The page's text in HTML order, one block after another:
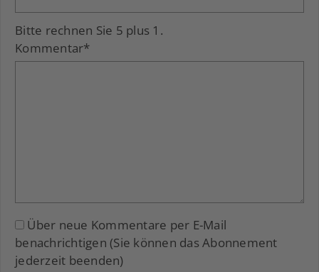
Bitte rechnen Sie 5 plus 1.
Kommentar*
Über neue Kommentare per E-Mail
benachrichtigen (Sie können das Abonnement
jederzeit beenden)